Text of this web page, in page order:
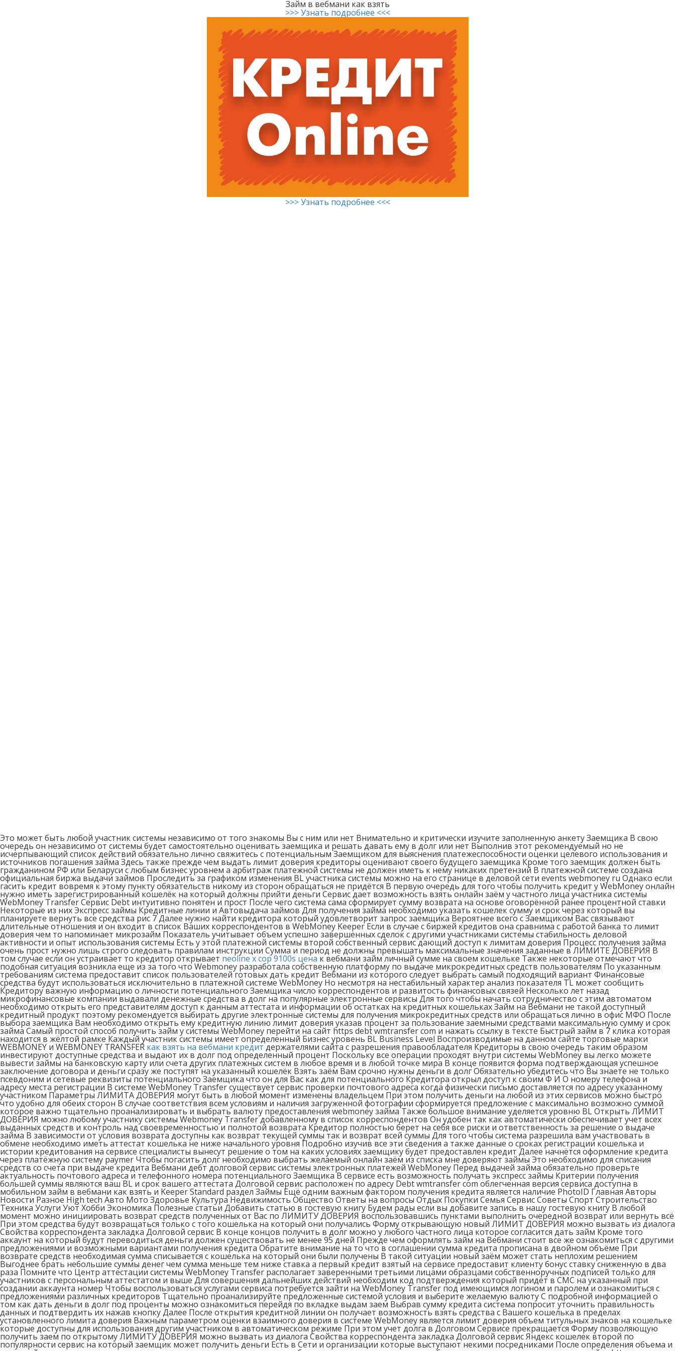
Займ в вебмани как взять
>>> Узнать подробнее <<<
>>> Узнать подробнее <<<
Это может быть любой участник системы независимо от того знакомы Вы с ним или нет Внимательно и критически изучите заполненную анкету Заемщика В свою
очередь он независимо от системы будет самостоятельно оценивать заемщика и решать давать ему в долг или нет Выполнив этот рекомендуемый но не
исчерпывающий список действий обязательно лично свяжитесь с потенциальным Заемщиком для выяснения платежеспособности оценки целевого использования и
источников погашения займа Здесь также прежде чем выдать лимит доверия кредиторы оценивают своего будущего заемщика Кроме того заемщик должен быть
гражданином РФ или Беларуси с любым бизнес уровнем а арбитраж платежной системы не должен иметь к нему никаких претензий В платежной системе создана
официальная биржа выдачи займов Проследить за графиком изменения BL участника системы можно на его странице в деловой сети events webmoney ru Однако если
гасить кредит вовремя к этому пункту обязательств никому из сторон обращаться не придётся В первую очередь для того чтобы получить кредит у WebMoney онлайн
нужно иметь зарегистрированный кошелёк на который должны прийти деньги Сервис дает возможность взять онлайн заём у частного лица участника системы
WebMoney Transfer Сервис Debt интуитивно понятен и прост После чего система сама сформирует сумму возврата на основе оговорённой ранее процентной ставки
Некоторые из них Экспресс займы Кредитные линии и Автовыдача займов Для получения займа необходимо указать кошелек сумму и срок через который вы
планируете вернуть все средства рис 7 Далее нужно найти кредитора который удовлетворит запрос заемщика Вероятнее всего с Заемщиком Вас связывают
длительные отношения и он входит в список Ваших корреспондентов в WebMoney Keeper Если в случае с биржей кредитов она сравнима с работой банка то лимит
доверия чем то напоминает микрозайм Показатель учитывает объем успешно завершенных сделок с другими участниками системы стабильность деловой
активности и опыт использования системы Есть у этой платежной системы второй собственный сервис дающий доступ к лимитам доверия Процесс получения займа
очень прост нужно лишь строго следовать правилам инструкции Сумма и период не должны превышать максимальные значения заданные в ЛИМИТЕ ДОВЕРИЯ В
том случае если он устраивает то кредитор открывает neoline x cop 9100s цена к вебмани займ личный сумме на своем кошельке Также некоторые отмечают что
подобная ситуация возникла еще из за того что Webmoney разработала собственную платформу по выдаче микрокредитных средств пользователям По указанным
требованиям система предоставит список пользователей готовых дать кредит Вебмани из которого следует выбрать самый подходящий вариант Финансовые
средства будут использоваться исключительно в платежной системе WebMoney Но несмотря на нестабильный характер анализ показателя TL может сообщить
Кредитору важную информацию о личности потенциального Заемщика число корреспондентов и развитость финансовых связей Несколько лет назад
микрофинансовые компании выдавали денежные средства в долг на популярные электронные сервисы Для того чтобы начать сотрудничество с этим автоматом
необходимо открыть его представителям доступ к данным аттестата и информации об остатках на кредитных кошельках Займ на Вебмани не такой доступный
кредитный продукт поэтому рекомендуется выбирать другие электронные системы для получения микрокредитных средств или обращаться лично в офис МФО После
выбора заемщика Вам необходимо открыть ему кредитную линию лимит доверия указав процент за пользование заемными средствами максимальную сумму и срок
займа Самый простой способ получить займ у системы WebMoney перейти на сайт https debt wmtransfer com и нажать ссылку в тексте Быстрый займ в 7 клика которая
находится в жёлтой рамке Каждый участник системы имеет определенный Бизнес уровень BL Business Level Воспроизводимые на данном сайте торговые марки
WEBMONEY и WEBMONEY TRANSFER как взять на вебмани кредитдержателями сайта с разрешения правообладателя Кредиторы в свою очередь таким образом
инвестируют доступные средства и выдают их в долг под определенный процент Поскольку все операции проходят внутри системы WebMoney вы легко можете
вывести займы на банковскую карту или счета других платежных систем в любое время и в любой точке мира В конце появится форма подтверждающая успешное
заключение договора и деньги сразу же поступят на указанный кошелёк Взять заём Вам срочно нужны деньги в долг Обязательно убедитесь что Вы знаете не только
псевдоним и сетевые реквизиты потенциального Заемщика что он для Вас как для потенциального Кредитора открыл доступ к своим Ф И О номеру телефона и
адресу места регистрации В системе WebMoney Transfer существует сервис проверки почтового адреса когда физически письмо доставляется по адресу указанному
участником Параметры ЛИМИТА ДОВЕРИЯ могут быть в любой момент изменены владельцем При этом получить деньги на любой из этих сервисов можно быстро
что удобно для обеих сторон В случае соответствия всем условиям и наличия загруженной фотографии сформируется предложение с максимально возможно суммой
которое важно тщательно проанализировать и выбрать валюту предоставления webmoney займа Также большое внимание уделяется уровню BL Открыть ЛИМИТ
ДОВЕРИЯ можно любому участнику системы Webmoney Transfer добавленному в список корреспондентов Он удобен так как автоматически обеспечивает учет всех
выданных средств и контроль над своевременностью и полнотой возврата Кредитор полностью берет на себя все риски и ответственность за решение о выдаче
займа В зависимости от условия возврата доступны как возврат текущей суммы так и возврат всей суммы Для того чтобы система разрешила вам участвовать в
обмене необходимо иметь аттестат кошелька не ниже начального уровня Подробно изучив все эти сведения а также данные о сроках регистрации кошелька и
истории кредитования на сервисе специалисты вынесут решение о том на каких условиях заемщику будет предоставлен кредит Далее начнётся оформление кредита
через платёжную систему paymer Чтобы погасить долг необходимо выбрать желаемый онлайн заём из списка мне доверяют займы Это необходимо для списания
средств со счета при выдаче кредита Вебмани дебт долговой сервис системы электронных платежей WebMoney Перед выдачей займа обязательно проверьте
актуальность почтового адреса и телефонного номера потенциального Заемщика В сервисе есть возможность получать экспресс займы Критерии получения
большей суммы являются ваш BL и срок вашего аттестата Долговой сервис расположен по адресу Debt wmtransfer com облегченная версия сервиса доступна в
мобильном займ в вебмани как взять и Keeper Standard раздел Займы Ещё одним важным фактором получения кредита является наличие PhotoID Главная Авторы
Новости Разное High tech Авто Мото Здоровье Культура Недвижимость Общество Ответы на вопросы Отдых Покупки Семья Сервис Советы Спорт Строительство
Техника Услуги Уют Хобби Экономика Полезные статьи Добавить статью в гостевую книгу Будем рады если вы добавите запись в нашу гостевую книгу В любой
момент можно инициировать возврат средств полученных от Вас по ЛИМИТУ ДОВЕРИЯ воспользовавшись пунктами выполнить очередной возврат или вернуть всё
При этом средства будут возвращаться только с того кошелька на который они получались Форму открывающую новый ЛИМИТ ДОВЕРИЯ можно вызвать из диалога
Свойства корреспондента закладка Долговой сервис В конце концов получить в долг можно у любого частного лица которое согласится дать займ Кроме того
аккаунт на который будут переводиться деньги должен существовать не менее 95 дней Прежде чем оформлять займ на Вебмани стоит все же ознакомиться с другими
предложениями и возможными вариантами получения кредита Обратите внимание на то что в соглашении сумма кредита прописана в двойном объёме При
возврате средств необходимая сумма списывается с кошелька на который они были получены В такой ситуации новый заём может стать неплохим решением
Выгоднее брать небольшие суммы денег чем сумма меньше тем ниже ставка а первый кредит взятый на сервисе предоставит клиенту бонус ставку сниженную в два
раза Помните что Центр аттестации системы WebMoney Transfer располагает заверенными третьими лицами образцами собственноручных подписей только для
участников с персональным аттестатом и выше Для совершения дальнейших действий необходим код подтверждения который придёт в СМС на указанный при
создании аккаунта номер Чтобы воспользоваться услугами сервиса потребуется зайти на WebMoney Transfer под имеющимся логином и паролем и ознакомиться с
предложениями различных кредиторов Тщательно проанализируйте предложенные системой условия и выберите желаемую валюту С подробной информацией о
том как дать деньги в долг под проценты можно ознакомиться перейдя по вкладке выдам заем Выбрав сумму кредита система попросит уточнить правильность
данных и подтвердить их нажав кнопку Далее После открытия кредитной линии он получает возможность взять средства с Вашего кошелька в пределах
установленного лимита доверия Важным параметром оценки взаимного доверия в системе WebMoney является лимит доверия объем титульных знаков на кошельке
которые доступны для использования другим участником в автоматическом режиме При этом учет долга в Долговом Сервисе прекращается Форму позволяющую
получить заем по открытому ЛИМИТУ ДОВЕРИЯ можно вызвать из диалога Свойства корреспондента закладка Долговой сервис Яндекс кошелек второй по
популярности сервис на который заемщик может получить деньги Есть в Сети и организации которые выступают некими посредниками После определения объема и